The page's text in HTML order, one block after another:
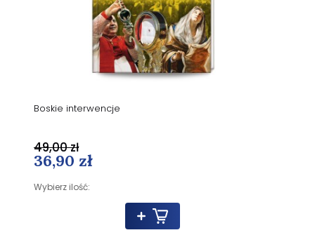
Boskie interwencje
36,90 zł
Wybierz ilość:
49,00 zł